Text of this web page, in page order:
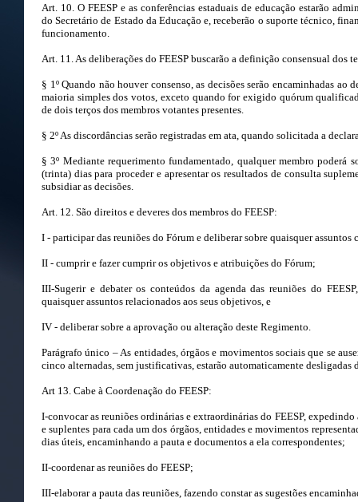
Art. 10. O FEESP e as conferências estaduais de educação estarão
do Secretário de Estado da Educação e, receberão o suporte técnico,
funcionamento.
Art. 11. As deliberações do FEESP buscarão a definição consensual dos
§ 1º Quando não houver consenso, as decisões serão encaminhadas ao
maioria simples dos votos, exceto quando for exigido quórum
de dois terços dos membros votantes presentes.
§ 2º As discordâncias serão registradas em ata, quando solicitada a
§ 3º Mediante requerimento fundamentado, qualquer membro poderá
(trinta) dias para proceder e apresentar os resultados de consulta
subsidiar as decisões.
Art. 12. São direitos e deveres dos membros do FEESP:
I - participar das reuniões do Fórum e deliberar sobre quaisquer assuntos
II - cumprir e fazer cumprir os objetivos e atribuições do Fórum;
III-Sugerir e debater os conteúdos da agenda das reuniões do
quaisquer assuntos relacionados aos seus objetivos, e
IV - deliberar sobre a aprovação ou alteração deste Regimento.
Parágrafo único – As entidades, órgãos e movimentos sociais que se
cinco alternadas, sem justificativas, estarão automaticamente desligadas
Art 13. Cabe à Coordenação do FEESP:
I-convocar as reuniões ordinárias e extraordinárias do FEESP,
e suplentes para cada um dos órgãos, entidades e movimentos
dias úteis, encaminhando a pauta e documentos a ela correspondentes;
II-coordenar as reuniões do FEESP;
III-elaborar a pauta das reuniões, fazendo constar as sugestões